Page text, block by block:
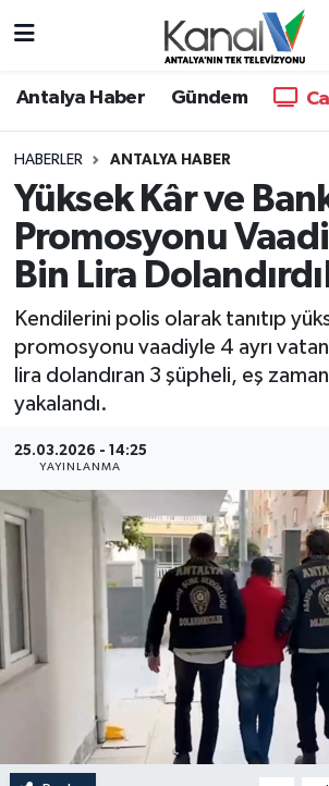
Antalya Haber Gündem
HABERLER ANTALYA HABER
Yüksek Kâr ve
Promosyonu
Bin Lira
Kendilerini polis olarak tanıtıp
promosyonu vaadiyle 4 ayrı
lira dolandıran 3 şüpheli, eş
yakalandı.
25.03.2026 - 14:25
YAYINLANMA
Antalya Haber
Dünya
Eğitim
Gündem
Günün Manşetleri
Haber Kuşakları
Haberler
KANALV Spor
Kültür Sanat
Magazin
Öğle Bülteni
Hava Durumu
Trafik Durumu
Süper Lig Puan Durumu ve
Son Dakika Haberleri
Haber Arşivi